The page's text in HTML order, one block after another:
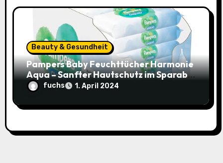
Beauty & Gesundheit
Pampers Baby Feuchttücher Harmonie
Aqua – Sanfter Hautschutz im Sparabo
für nur 25,44€ (15% Rabatt)
fuchs 1. April 2024